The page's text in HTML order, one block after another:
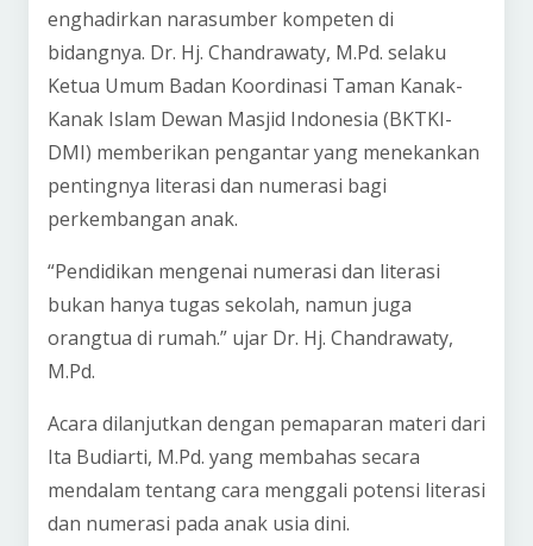
enghadirkan narasumber kompeten di
bidangnya. Dr. Hj. Chandrawaty, M.Pd. selaku
Ketua Umum Badan Koordinasi Taman Kanak-
Kanak Islam Dewan Masjid Indonesia (BKTKI-
DMI) memberikan pengantar yang menekankan
pentingnya literasi dan numerasi bagi
perkembangan anak.
“Pendidikan mengenai numerasi dan literasi
bukan hanya tugas sekolah, namun juga
orangtua di rumah.” ujar Dr. Hj. Chandrawaty,
M.Pd.
Acara dilanjutkan dengan pemaparan materi dari
Ita Budiarti, M.Pd. yang membahas secara
mendalam tentang cara menggali potensi literasi
dan numerasi pada anak usia dini.